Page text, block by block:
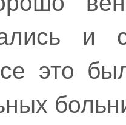
и
это